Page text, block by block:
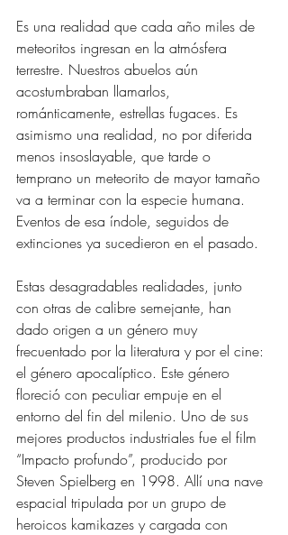
Es una realidad que cada año miles de
meteoritos ingresan en la atmósfera
terrestre. Nuestros abuelos aún
acostumbraban llamarlos,
románticamente, estrellas fugaces. Es
asimismo una realidad, no por diferida
menos insoslayable, que tarde o
temprano un meteorito de mayor tamaño
va a terminar con la especie humana.
Eventos de esa índole, seguidos de
extinciones ya sucedieron en el pasado.
Estas desagradables realidades, junto
con otras de calibre semejante, han
dado origen a un género muy
frecuentado por la literatura y por el cine:
el género apocalíptico. Este género
floreció con peculiar empuje en el
entorno del fin del milenio. Uno de sus
mejores productos industriales fue el film
“Impacto profundo”, producido por
Steven Spielberg en 1998. Allí una nave
espacial tripulada por un grupo de
heroicos kamikazes y cargada con